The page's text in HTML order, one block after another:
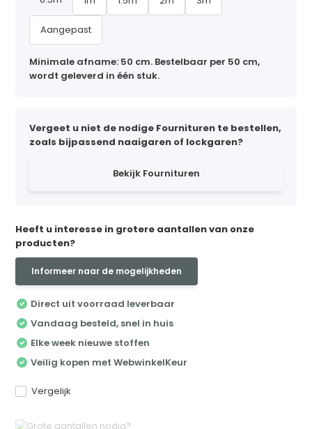
Aangepast
Minimale afname: 50 cm. Bestelbaar per 50 cm,
wordt geleverd in één stuk.
Vergeet u niet de nodige Fournituren te bestellen,
zoals bijpassend naaigaren of lockgaren?
Bekijk Fournituren
Heeft u interesse in grotere aantallen van onze
producten?
Informeer naar de mogelijkheden
Direct uit voorraad leverbaar
Vandaag besteld, snel in huis
Elke week nieuwe stoffen
Veilig kopen met WebwinkelKeur
Vergelijk